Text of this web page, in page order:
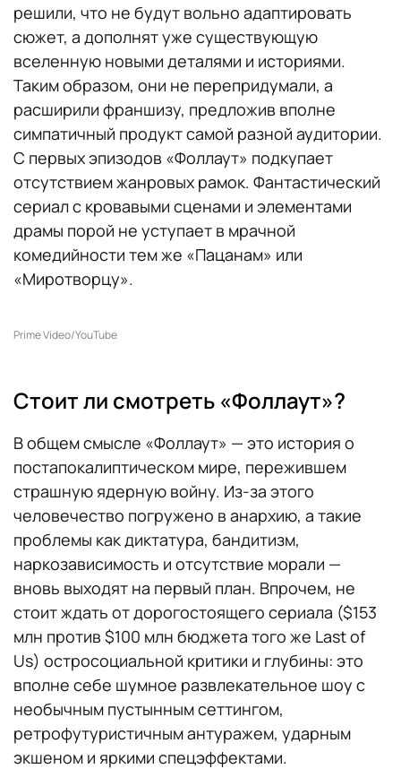
решили, что не будут вольно адаптировать
сюжет, а дополнят уже существующую
вселенную новыми деталями и историями.
Таким образом, они не перепридумали, а
расширили франшизу, предложив вполне
симпатичный продукт самой разной аудитории.
С первых эпизодов «Фоллаут» подкупает
отсутствием жанровых рамок. Фантастический
сериал с кровавыми сценами и элементами
драмы порой не уступает в мрачной
комедийности тем же «Пацанам» или
«Миротворцу».
Prime Video/YouTube
Стоит ли смотреть «Фоллаут»?
В общем смысле «Фоллаут» — это история о
постапокалиптическом мире, пережившем
страшную ядерную войну. Из-за этого
человечество погружено в анархию, а такие
проблемы как диктатура, бандитизм,
наркозависимость и отсутствие морали —
вновь выходят на первый план. Впрочем, не
стоит ждать от дорогостоящего сериала ($153
млн против $100 млн бюджета того же Last of
Us) остросоциальной критики и глубины: это
вполне себе шумное развлекательное шоу с
необычным пустынным сеттингом,
ретрофутуристичным антуражем, ударным
экшеном и яркими спецэффектами.